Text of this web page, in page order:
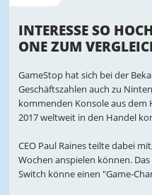
INTERESSE SO
ONE ZUM
GameStop hat sich bei der
Geschäftszahlen auch zu
kommenden Konsole aus dem
2017 weltweit in den Handel
CEO Paul Raines teilte dabei
Wochen anspielen können.
Switch könne einen "Game-